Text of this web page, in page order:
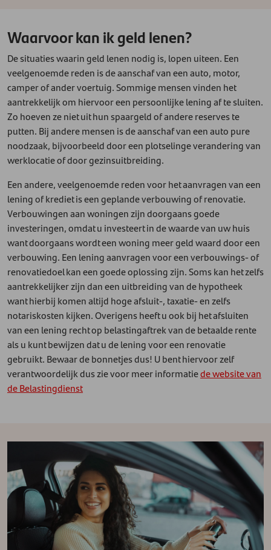
Waarvoor kan ik geld lenen?
De situaties waarin geld lenen nodig is, lopen uiteen. Een
veelgenoemde reden is de aanschaf van een auto, motor,
camper of ander voertuig. Sommige mensen vinden het
aantrekkelijk om hiervoor een persoonlijke lening af te sluiten.
Zo hoeven ze niet uit hun spaargeld of andere reserves te
putten. Bij andere mensen is de aanschaf van een auto pure
noodzaak, bijvoorbeeld door een plotselinge verandering van
werklocatie of door gezinsuitbreiding.
Een andere, veelgenoemde reden voor het aanvragen van een
lening of krediet is een geplande verbouwing of renovatie.
Verbouwingen aan woningen zijn doorgaans goede
investeringen, omdat u investeert in de waarde van uw huis
want doorgaans wordt een woning meer geld waard door een
verbouwing. Een lening aanvragen voor een verbouwings- of
renovatiedoel kan een goede oplossing zijn. Soms kan het zelfs
aantrekkelijker zijn dan een uitbreiding van de hypotheek
want hierbij komen altijd hoge afsluit-, taxatie- en zelfs
notariskosten kijken. Overigens heeft u ook bij het afsluiten
van een lening recht op belastingaftrek van de betaalde rente
als u kunt bewijzen dat u de lening voor een renovatie
gebruikt. Bewaar de bonnetjes dus! U bent hiervoor zelf
verantwoordelijk dus zie voor meer informatiede website van
de Belastingdienst